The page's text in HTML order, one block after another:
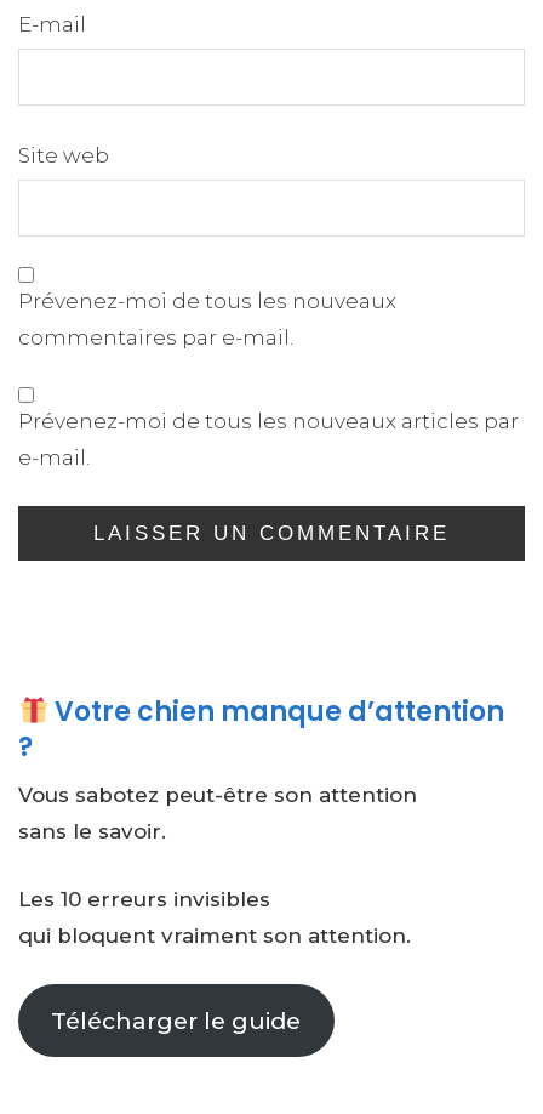
E-mail
Site web
Prévenez-moi de tous les nouveaux
commentaires par e-mail.
Prévenez-moi de tous les nouveaux articles par
e-mail.
Votre chien manque d’attention
?
Vous sabotez peut-être son attention
sans le savoir.
Les 10 erreurs invisibles
qui bloquent vraiment son attention.
Télécharger le guide